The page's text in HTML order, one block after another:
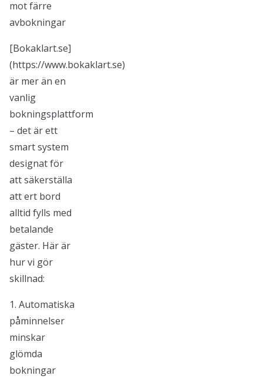
mot färre
avbokningar
[Bokaklart.se]
(https://www.bokaklart.se)
är mer än en
vanlig
bokningsplattform
– det är ett
smart system
designat för
att säkerställa
att ert bord
alltid fylls med
betalande
gäster. Här är
hur vi gör
skillnad:
1. Automatiska
påminnelser
minskar
glömda
bokningar